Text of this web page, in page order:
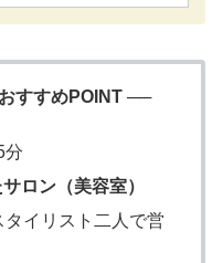
すめPOINT ──
分
ロン（美容室）
イリスト二人で営